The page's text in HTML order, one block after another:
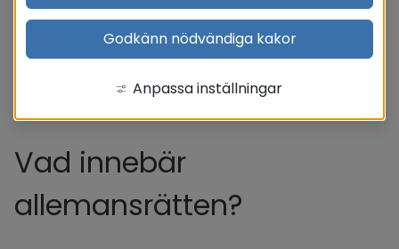
Vad innebär
allemansrätten?
Godkänn nödvändiga kakor
Anpassa inställningar